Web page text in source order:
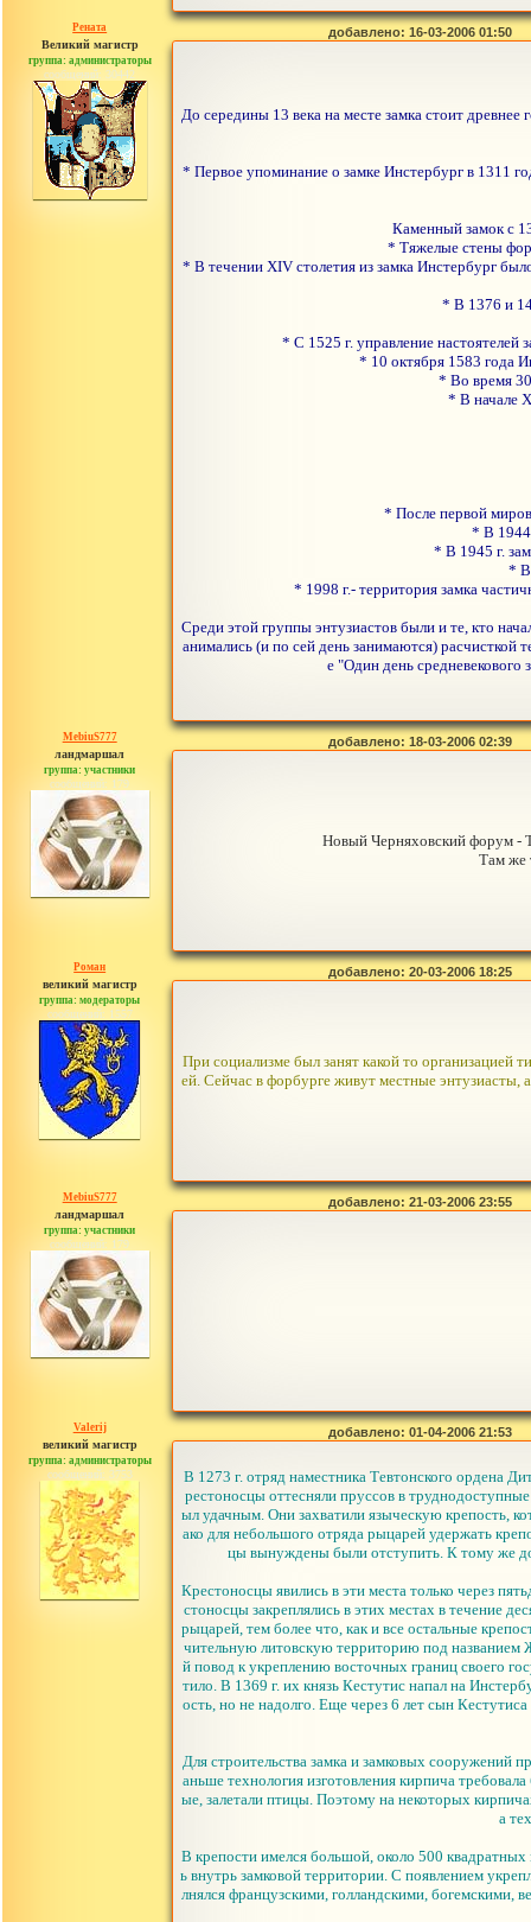
Рената
Великий магистр
группа: администраторы
сообщений: 30442
добавлено: 16-03-2006 01:50
До середины 13 века на месте замка стоит
* Первое упоминание о замке Инстербург в 1311
Каменный замок с
* Тяжелые стены
* В течении XIV столетия из замка Инстербург
* В 1376 и
* С 1525 г. управление настоятелей
* 10 октября 1583 года
* Во время
* В начале
* После первой
* В 1944
* В 1945 г.
* В
* 1998 г.- территория замка
Среди этой группы энтузиастов были и те, кто
анимались (и по сей день занимаются) расчисткой
е "Один день средневекового
MebiuS777
ландмаршал
группа: участники
сообщений: 179
добавлено: 18-03-2006 02:39
Новый Черняховский форум -
Там же
Роман
великий магистр
группа: модераторы
сообщений: 1557
добавлено: 20-03-2006 18:25
При социализме был занят какой то организацией
ей. Сейчас в форбурге живут местные энтузиасты,
MebiuS777
ландмаршал
группа: участники
сообщений: 179
добавлено: 21-03-2006 23:55
Valerij
великий магистр
группа: администраторы
сообщений: 3753
добавлено: 01-04-2006 21:53
В 1273 г. отряд наместника Тевтонского ордена
рестоносцы оттесняли пруссов в
ыл удачным. Они захватили языческую крепость,
ако для небольшого отряда рыцарей удержать
цы вынуждены были отступить. К тому же
Крестоносцы явились в эти места только через
стоносцы закреплялись в этих местах в течение
рыцарей, тем более что, как и все остальные
чительную литовскую территорию под названием
й повод к укреплению восточных границ своего
тило. В 1369 г. их князь Кестутис напал на
ость, но не надолго. Еще через 6 лет сын
Для строительства замка и замковых сооружений
аньше технология изготовления кирпича
ые, залетали птицы. Поэтому на некоторых
а
В крепости имелся большой, около 500
ь внутрь замковой территории. С появлением
лнялся французскими, голландскими, богемскими,